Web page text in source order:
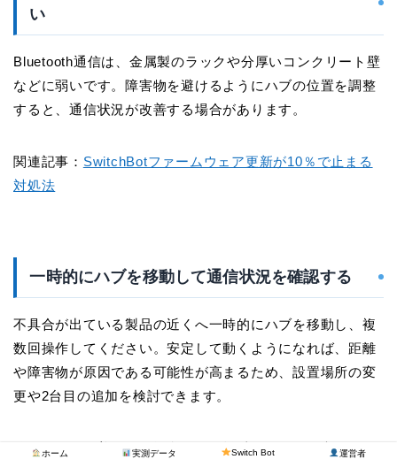
い
Bluetooth通信は、金属製のラックや分厚いコンクリート壁
などに弱いです。障害物を避けるようにハブの位置を調整
すると、通信状況が改善する場合があります。
関連記事： SwitchBotファームウェア更新が10％で止まる
対処法
一時的にハブを移動して通信状況を確認する
不具合が出ている製品の近くへ一時的にハブを移動し、複
数回操作してください。安定して動くようになれば、距離
や障害物が原因である可能性が高まるため、設置場所の変
更や2台目の追加を検討できます。
移動しても改善しない場合は、距離以外の原因が考えられ
ホーム 実測データ Switch Bot 運営者